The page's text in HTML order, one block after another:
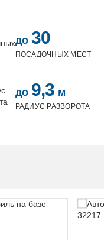
до 30
ПОСАДОЧНЫХ МЕСТ
до 9,3 м
РАДИУС РАЗВОРОТА